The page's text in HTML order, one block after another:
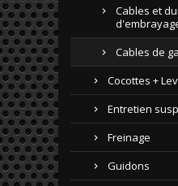
Cables et
Cables de
Cocottes +
Entretien
Freinage
Guidons